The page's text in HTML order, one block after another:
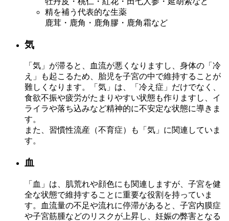
精を補う代表的な生薬
鹿茸・鹿角・鹿角膠・鹿角霜など
気
「気」が滞ると、血流が悪くなりますし、身体の「冷
え」も起こるため、胎児を子宮の中で維持することが
難しくなります。「気」は、「冷え症」だけでなく、
食欲不振や疲労がたまりやすい状態も作りますし、イ
ライラや落ち込みなど精神的に不安定な状態に導きま
す。
また、習慣性流産（不育症）も「気」に関連していま
す。
血
「血」は、肌荒れや顔色にも関連しますが、子宮を健
全な状態で維持することに重要な役割を持っていま
す。血流量の不足や流れに停滞があると、子宮内膜症
や子宮筋腫などのリスクが上昇し、妊娠の弊害となる